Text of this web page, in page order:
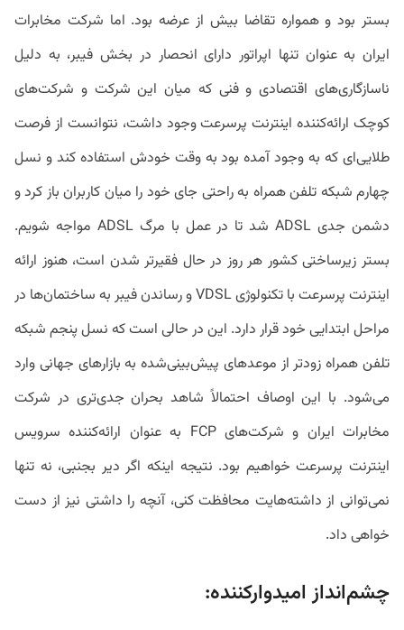
بستر بود و همواره تقاضا بیش از عرضه بود. اما شرکت مخابرات
ایران به عنوان تنها اپراتور دارای انحصار در بخش فیبر، به دلیل
ناسازگاری‌های اقتصادی و فنی که میان این شرکت و شرکت‌های
کوچک ارائه‌کننده اینترنت پرسرعت وجود داشت، نتوانست از فرصت
طلایی‌ای که به وجود آمده بود به وقت خودش استفاده کند و نسل
چهارم شبکه تلفن همراه به راحتی جای خود را میان کاربران باز کرد و
دشمن جدی ADSL شد تا در عمل با مرگ ADSL مواجه شویم.
بستر زیرساختی کشور هر روز در حال فقیرتر شدن است، هنوز ارائه
اینترنت پرسرعت با تکنولوژی VDSL و رساندن فیبر به ساختمان‌ها در
مراحل ابتدایی خود قرار دارد. این در حالی است که نسل پنجم شبکه
تلفن همراه زودتر از موعدهای پیش‌بینی‌شده به بازارهای جهانی وارد
می‌شود. با این اوصاف احتمالاً شاهد بحران جدی‌تری در شرکت
مخابرات ایران و شرکت‌های FCP به عنوان ارائه‌کننده سرویس
اینترنت پرسرعت خواهیم بود. نتیجه اینکه اگر دیر بجنبی، نه تنها
نمی‌توانی از داشته‌هایت محافظت کنی، آنچه را داشتی نیز از دست
خواهی داد.
چشم‌انداز امیدوارکننده: